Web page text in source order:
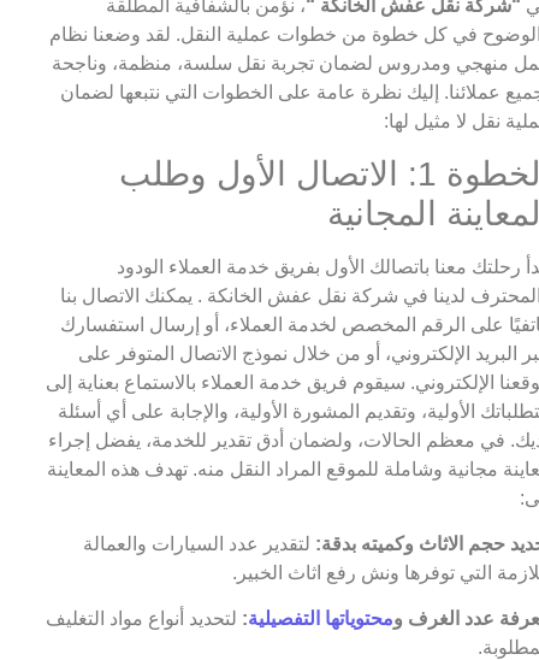
“شركة نقل عفش الخانكة “، نؤمن بالشفافية المطلقة
في كل خطوة من خطوات عملية النقل. لقد وضعنا نظام
منهجي ومدروس لضمان تجربة نقل سلسة، منظمة، وناجحة
عملائنا. إليك نظرة عامة على الخطوات التي نتبعها لضمان
نقل لا مثيل لها:
الخطوة 1: الاتصال الأول وطلب
المجانية
رحلتك معنا باتصالك الأول بفريق خدمة العملاء الودود
لدينا في شركة نقل عفش الخانكة . يمكنك الاتصال بنا
على الرقم المخصص لخدمة العملاء، أو إرسال استفسارك
البريد الإلكتروني، أو من خلال نموذج الاتصال المتوفر على
الإلكتروني. سيقوم فريق خدمة العملاء بالاستماع بعناية إلى
الأولية، وتقديم المشورة الأولية، والإجابة على أي أسئلة
في معظم الحالات، ولضمان أدق تقدير للخدمة، يفضل إجراء
مجانية وشاملة للموقع المراد النقل منه. تهدف هذه المعاينة
حجم الاثاث وكميته بدقة: لتقدير عدد السيارات والعمالة
التي توفرها ونش رفع اثاث الخبير.
عدد الغرف ومحتوياتها التفصيلية: لتحديد أنواع مواد التغليف